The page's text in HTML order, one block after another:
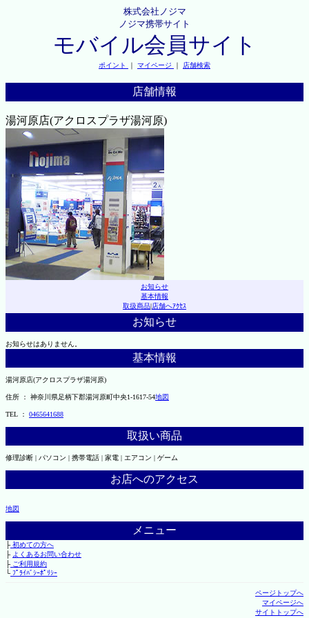
株式会社ノジマ
ノジマ携帯サイト
モバイル会員サイト
ポイント ｜ マイページ ｜ 店舗検索
店舗情報
湯河原店(アクロスプラザ湯河原)
お知らせ
基本情報
取扱商品|店舗へｱｸｾｽ
お知らせ
お知らせはありません。
基本情報
湯河原店(アクロスプラザ湯河原)
住所 ： 神奈川県足柄下郡湯河原町中央1-1617-54地図
TEL ： 0465641688
取扱い商品
修理診断 | パソコン | 携帯電話 | 家電 | エアコン | ゲーム
お店へのアクセス
地図
メニュー
├初めての方へ
├ よくあるお問い合わせ
├ご利用規約
└ﾌﾟﾗｲﾊﾞｼｰﾎﾟﾘｼｰ
ページトップへ
マイページへ
サイトトップへ